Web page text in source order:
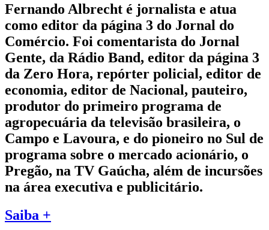
Fernando Albrecht é jornalista e atua
como editor da página 3 do Jornal do
Comércio. Foi comentarista do Jornal
Gente, da Rádio Band, editor da página 3
da Zero Hora, repórter policial, editor de
economia, editor de Nacional, pauteiro,
produtor do primeiro programa de
agropecuária da televisão brasileira, o
Campo e Lavoura, e do pioneiro no Sul de
programa sobre o mercado acionário, o
Pregão, na TV Gaúcha, além de incursões
na área executiva e publicitário.
Saiba +